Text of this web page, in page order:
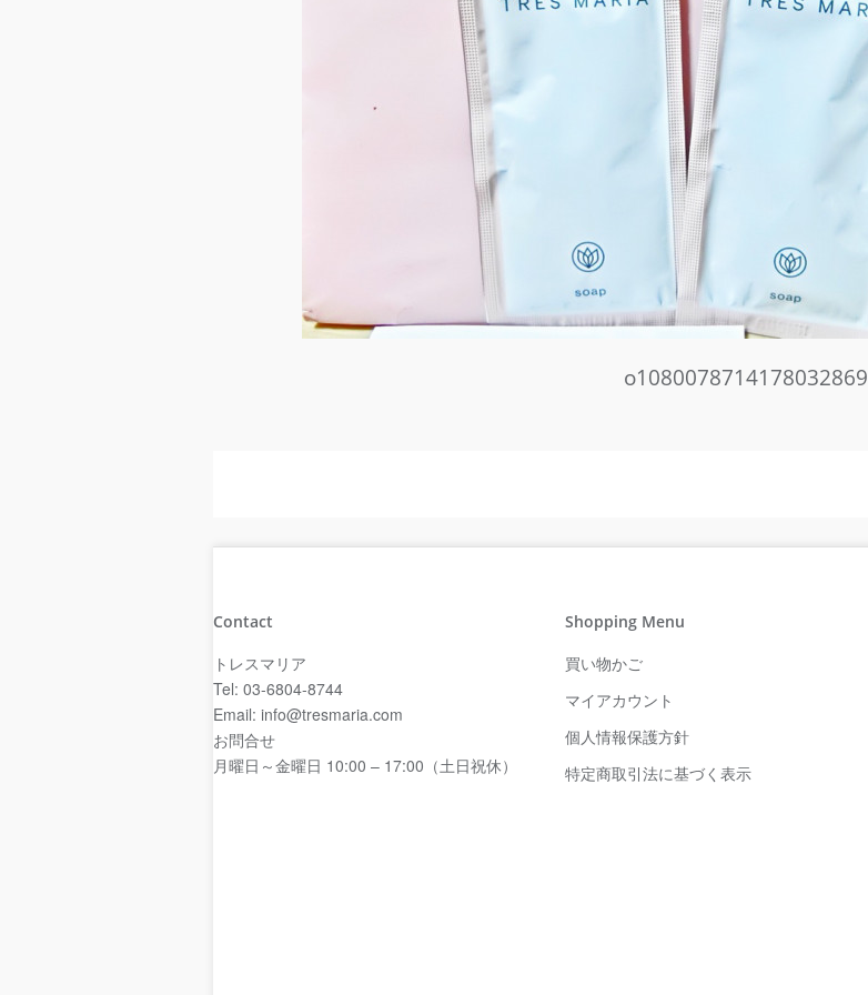
o1080078714178032869
Contact
トレスマリア
Tel: 03-6804-8744
Email: info@tresmaria.com
お問合せ
月曜日～金曜日 10:00 – 17:00（土日祝休）
Shopping Menu
買い物かご
マイアカウント
個人情報保護方針
特定商取引法に基づく表示